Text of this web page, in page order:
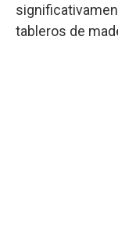
tableros de